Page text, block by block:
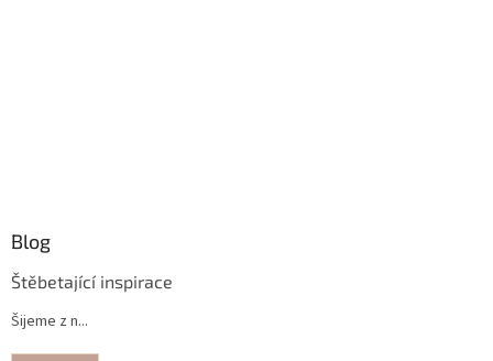
Blog
Štěbetající inspirace
Šijeme z n...